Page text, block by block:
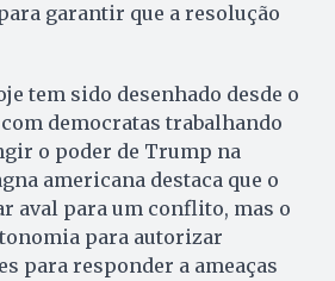
garantir que a resolução
tem sido desenhado desde o
democratas trabalhando
o poder de Trump na
americana destaca que o
aval para um conflito, mas o
para autorizar
para responder a ameaças